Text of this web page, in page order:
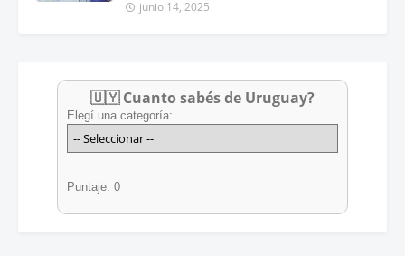
junio 14, 2025
🇺🇾 Cuanto sabés de Uruguay?
Elegí una categoría:
Puntaje: 0